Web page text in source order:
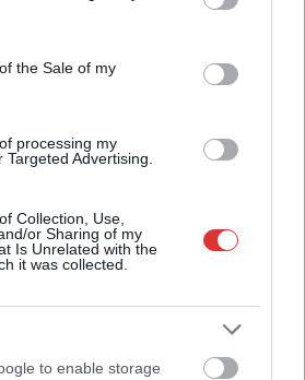
Google and its third-party tags to
specified purposes in below Google
the Sale of my
processing my
Advertising.
Collection, Use,
or Sharing of my
Is Unrelated with the
it was collected.
to enable storage
is nyomoznak Szijjártó
miatt 3 év letöltendőt
mivel kiugrott a Fidesz-frakcióból
is, hogy cserébe az általa...